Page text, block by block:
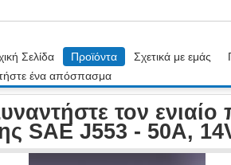
Σελίδα Προϊόντα Σχετικά με εμάς
ένα απόσπασμα
περίπτωσης Συναντήστε τον ενιαίο πόλο 5
τον
SAE J553 - 50A,